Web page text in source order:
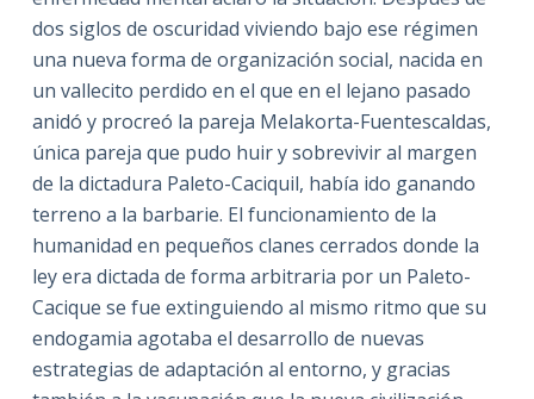
dos siglos de oscuridad viviendo bajo ese régimen
una nueva forma de organización social, nacida en
un vallecito perdido en el que en el lejano pasado
anidó y procreó la pareja Melakorta-Fuentescaldas,
única pareja que pudo huir y sobrevivir al margen
de la dictadura Paleto-Caciquil, había ido ganando
terreno a la barbarie. El funcionamiento de la
humanidad en pequeños clanes cerrados donde la
ley era dictada de forma arbitraria por un Paleto-
Cacique se fue extinguiendo al mismo ritmo que su
endogamia agotaba el desarrollo de nuevas
estrategias de adaptación al entorno, y gracias